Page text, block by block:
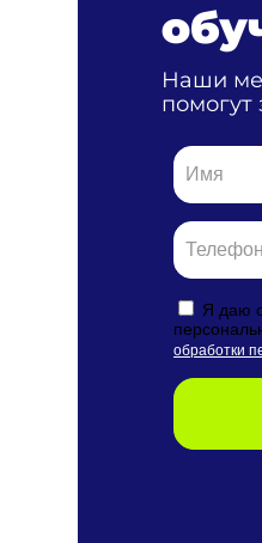
Наши
помогут